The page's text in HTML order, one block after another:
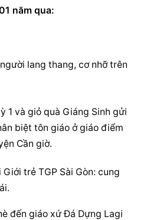
năm qua:
lang thang, cơ nhỡ trên
1 và giỏ quà Giáng Sinh gửi
biệt tôn giáo ở giáo điểm
Cần giờ.
trẻ TGP Sài Gòn: cung
đến giáo xứ Đá Dựng Lagi